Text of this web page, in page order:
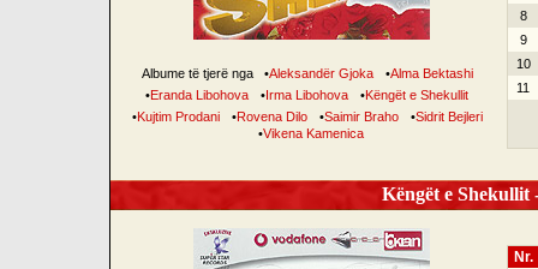
Albume të tjerë nga •Aleksandër Gjoka •Alma Bektashi
•Eranda Libohova •Irma Libohova •Këngët e Shekullit
•Kujtim Prodani •Rovena Dilo •Saimir Braho •Sidrit Bejleri
•Vikena Kamenica
8
9
10
11
Këngët e
Nr.